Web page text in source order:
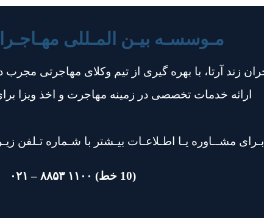
مـوسسـه بیـن المـللی
ارائه خدمات تخصصی در زمینه مهاجرت و اخذ ویزا
بـرای مشــاوره یـا اطـلاعـات بیـشتر با شـماره تـلفن
(10 خط) ۱۱۰۰ ۸۸۵۳ – ۰۲۱